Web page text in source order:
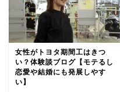
女性がトヨタ期間工はきつ
い？体験談ブログ【モテるし
恋愛や結婚にも発展しやす
い】